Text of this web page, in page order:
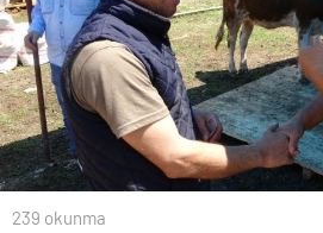
239 okunma